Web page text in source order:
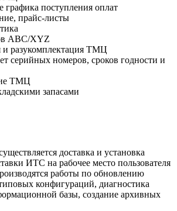
поступления оплат
прайс-листы
ABC/XYZ
и разукомплектация ТМЦ
серийных номеров, сроков годности и
ТМЦ
запасами
доставка и установка
ИТС на рабочее место пользователя
работы по обновлению
конфигураций, диагностика
базы, создание архивных